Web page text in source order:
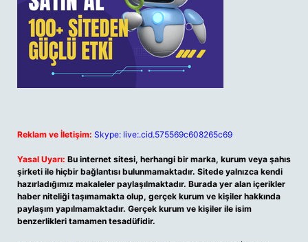
Reklam ve İletişim: Skype: live:.cid.575569c608265c69
Yasal Uyarı: Bu internet sitesi, herhangi bir marka, kurum veya şahıs
şirketi ile hiçbir bağlantısı bulunmamaktadır. Sitede yalnızca kendi
hazırladığımız makaleler paylaşılmaktadır. Burada yer alan içerikler
haber niteliği taşımamakta olup, gerçek kurum ve kişiler hakkında
paylaşım yapılmamaktadır. Gerçek kurum ve kişiler ile isim
benzerlikleri tamamen tesadüfidir.